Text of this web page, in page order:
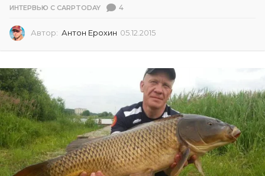
ИНТЕРВЬЮ С CARPTODAY 4
Автор: Антон Ерохин 05.12.2015
1
2
.
2
0
1
5